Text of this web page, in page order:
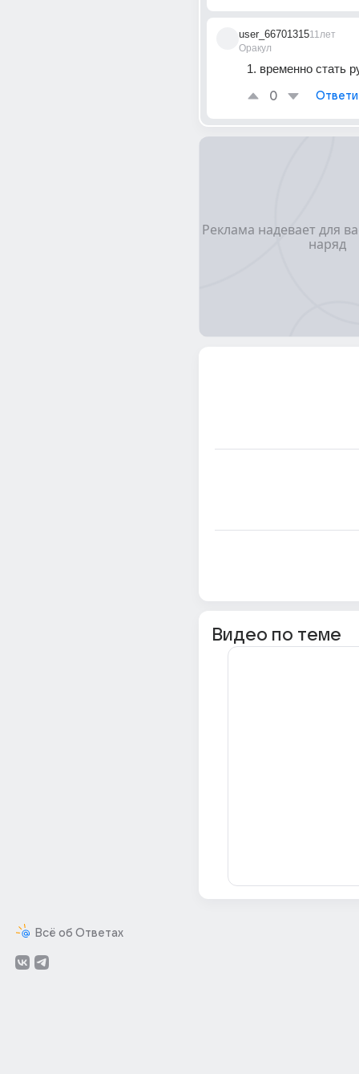
Всё об Ответах
user_66701315
Оракул
11лет
1. временно стать
0
Видео по теме